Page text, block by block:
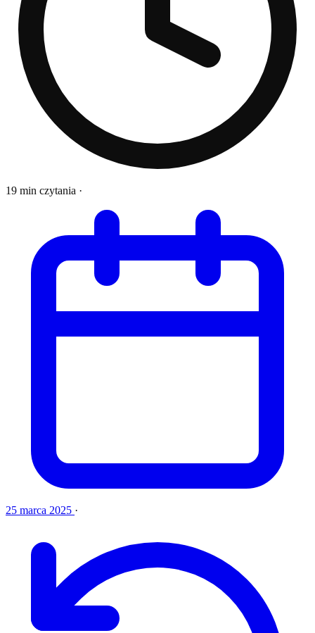
19 min czytania ·
25 marca 2025 ·